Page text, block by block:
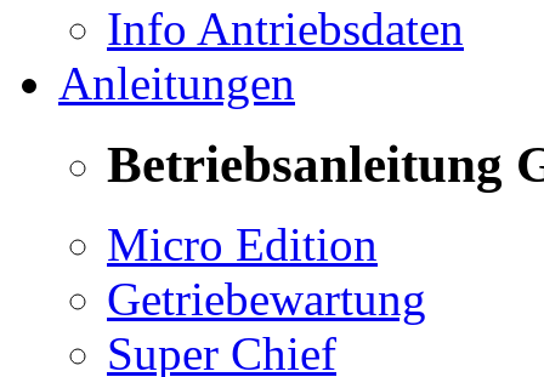
Info Antriebsdaten
Anleitungen
Betriebsanleitung
Micro Edition
Getriebewartung
Super Chief